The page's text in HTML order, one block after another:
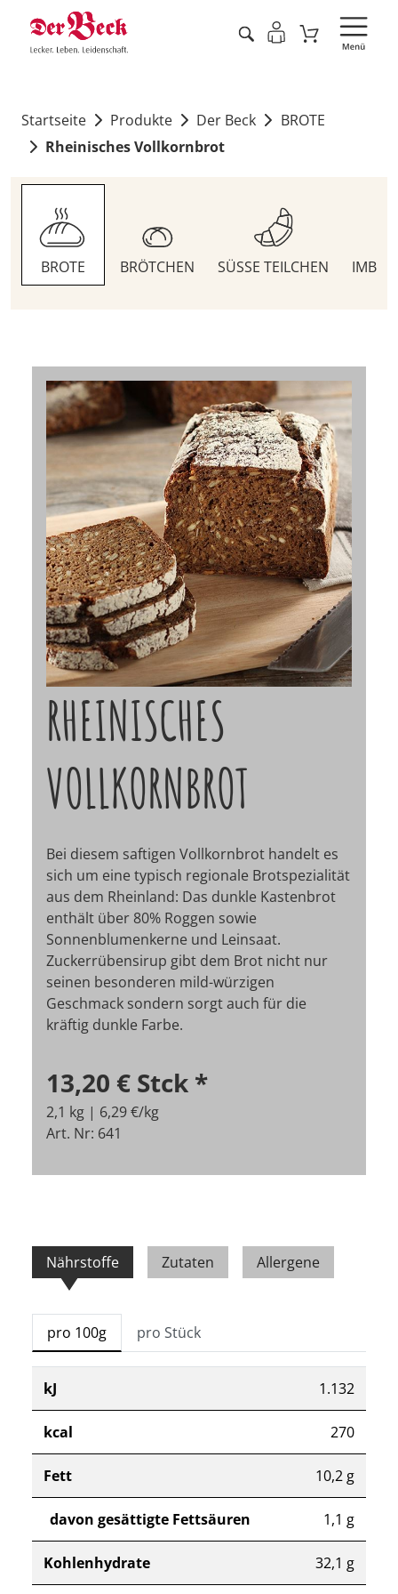
Startseite Produkte Der Beck
BROTE
Rheinisches Vollkornbrot
BROTE BRÖTCHEN SÜSSE TEILCHEN
RHEINISCHES
VOLLKORNBROT
Bei diesem saftigen Vollkornbrot handelt es
sich um eine typisch regionale Brotspezialität
aus dem Rheinland: Das dunkle Kastenbrot
enthält über 80% Roggen sowie
Sonnenblumenkerne und Leinsaat.
Zuckerrübensirup gibt dem Brot nicht nur
seinen besonderen mild-würzigen
Geschmack sondern sorgt auch für die
kräftig dunkle Farbe.
13,20 € Stck *
2,1 kg | 6,29 €/kg
Art. Nr: 641
Nährstoffe Zutaten Allergene
pro 100g pro Stück
kJ 1.132
kcal 270
Fett 10,2 g
davon gesättigte Fettsäuren 1,1 g
Kohlenhydrate 32,1 g